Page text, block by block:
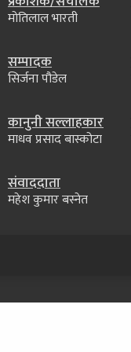
मोतिलाल भारती
सम्पादक
सिर्जना पौडेल
कानुनी सल्लाहकार
माधव प्रसाद बास्कोटा
संवाददाता
महेश कुमार बस्नेत